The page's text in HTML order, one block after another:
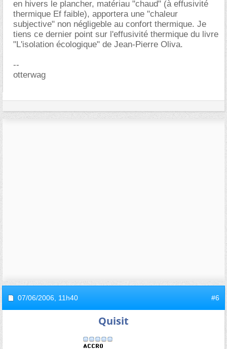
en hivers le plancher, matériau "chaud" (à effusivité
thermique Ef faible), apportera une "chaleur
subjective" non négligeble au confort thermique. Je
tiens ce dernier point sur l'effusivité thermique du livre
"L'isolation écologique" de Jean-Pierre Oliva.
--
otterwag
07/06/2006, 11h40 #6
Quisit